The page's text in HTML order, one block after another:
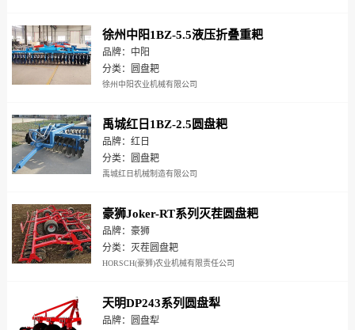
徐州中阳1BZ-5.5液压折叠重耙
品牌：中阳
分类：圆盘耙
徐州中阳农业机械有限公司
禹城红日1BZ-2.5圆盘耙
品牌：红日
分类：圆盘耙
禹城红日机械制造有限公司
豪狮Joker-RT系列灭茬圆盘耙
品牌：豪狮
分类：灭茬圆盘耙
HORSCH(豪狮)农业机械有限责任公司
天明DP243系列圆盘犁
品牌：圆盘犁